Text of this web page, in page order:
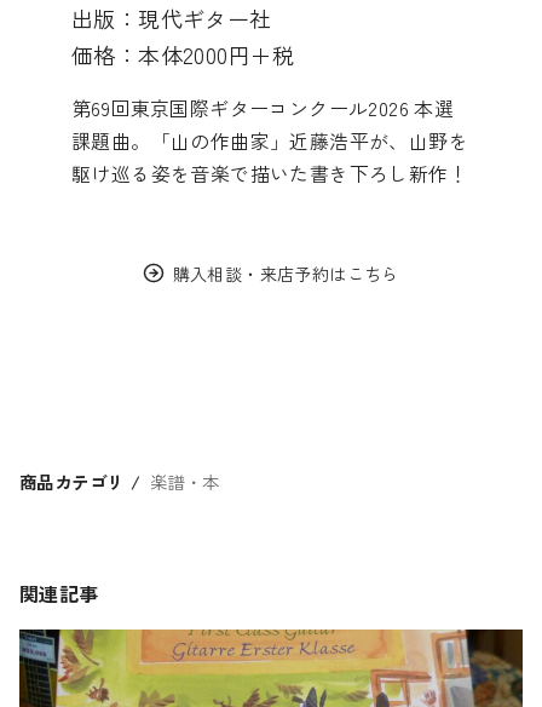
出版：現代ギター社
価格：本体2000円＋税
第69回東京国際ギターコンクール2026 本選
課題曲。「山の作曲家」近藤浩平が、山野を
駆け巡る姿を音楽で描いた書き下ろし新作！
購入相談・来店予約はこちら
商品カテゴリ 楽譜・本
関連記事